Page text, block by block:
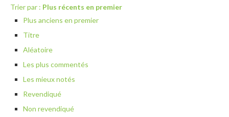
Trier par : Plus récents en premier
Plus anciens en premier
Titre
Aléatoire
Les plus commentés
Les mieux notés
Revendiqué
Non revendiqué